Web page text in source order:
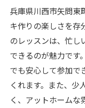
兵庫県川西市矢問東
キ作りの楽しさを存
のレッスンは、忙し
できるのが魅力です
でも安心して参加で
くれます。また、少
く、アットホームな